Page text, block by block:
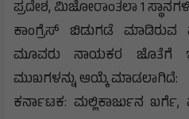
ಪ್ರದೇಶ, ಮಿಜೋರಾಂತಲಾ 1
ಕಾಂಗ್ರೆಸ್ ಬಿಡುಗಡೆ ಮಾಡಿರುವ
ಮೂವರು ನಾಯಕರ ಜೊತೆಗೆ
ಮುಖಗಳನ್ನು ಆಯ್ಕೆ ಮಾಡಲಾಗಿದೆ:
ಕರ್ನಾಟಕ: ಮಲ್ಲಿಕಾರ್ಜುನ